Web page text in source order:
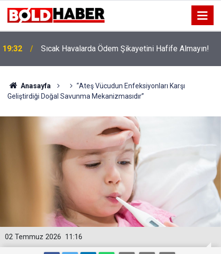
19:32 Sıcak Havalarda Ödem Şikayetini Hafife Almayın!
Anasayfa
“Ateş Vücudun Enfeksiyonları Karşı
Geliştirdiği Doğal Savunma Mekanizmasıdır”
11:16
02 Temmuz 2026